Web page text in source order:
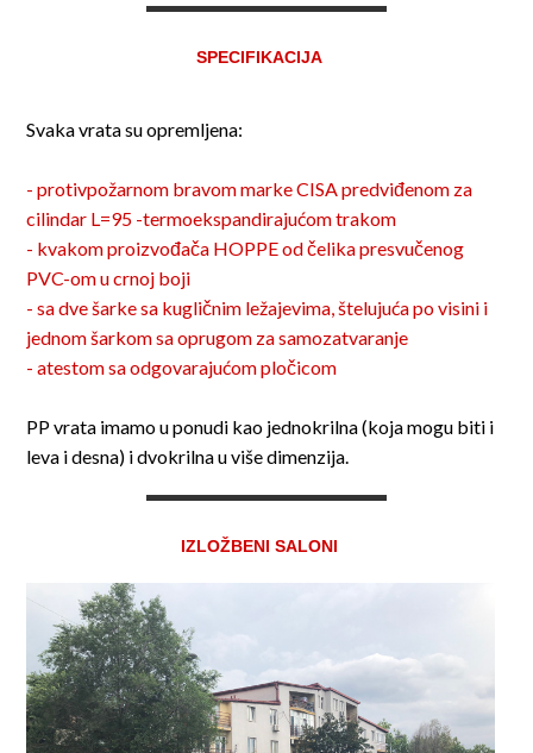
SPECIFIKACIJA
Svaka vrata su opremljena:
- protivpožarnom bravom marke CISA predviđenom za
cilindar L=95 -termoekspandirajućom trakom
- kvakom proizvođača HOPPE od čelika presvučenog
PVC-om u crnoj boji
- sa dve šarke sa kugličnim ležajevima, štelujuća po visini i
jednom šarkom sa oprugom za samozatvaranje
- atestom sa odgovarajućom pločicom
PP vrata imamo u ponudi kao jednokrilna (koja mogu biti i
leva i desna) i dvokrilna u više dimenzija.
IZLOŽBENI SALONI